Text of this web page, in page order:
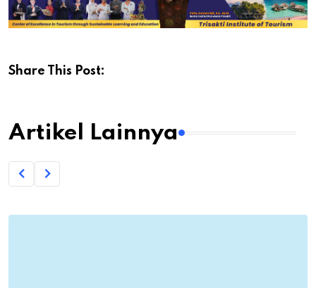
Share This Post:
Artikel Lainnya